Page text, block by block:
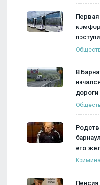
Первая
В
дороги
его
Пенсия